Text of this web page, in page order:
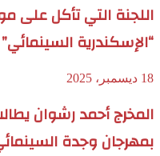
اللجنة التي تأكل على
“الإسكندرية السينمائي”
18 ديسمبر، 2025
المخرج أحمد رشوان
بمهرجان وجدة